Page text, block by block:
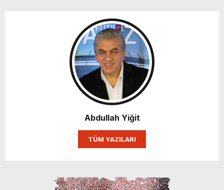
Abdullah Yiğit
TÜM YAZILARI